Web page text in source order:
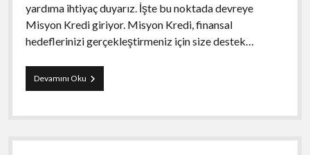
yardıma ihtiyaç duyarız. İşte bu noktada devreye
Misyon Kredi giriyor. Misyon Kredi, finansal
hedeflerinizi gerçekleştirmeniz için size destek…
Devamını OkuMisyon
Kredi
Hedeflerinize
Anahtarı